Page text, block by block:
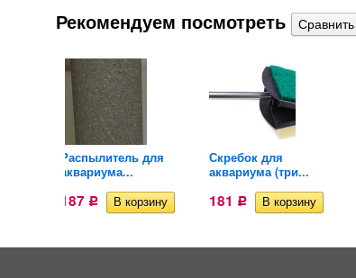
Рекомендуем посмотреть
Распылитель для
аквариума...
187 Р
Скребок для
аквариума (три...
181 Р